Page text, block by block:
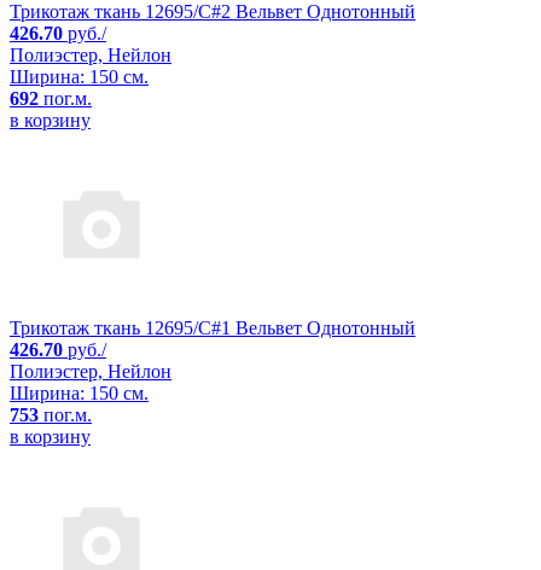
Трикотаж ткань 12695/C#2 Вельвет Однотонный
426.70 руб./
Полиэстер, Нейлон
Ширина: 150 см.
692 пог.м.
в корзину
Трикотаж ткань 12695/C#1 Вельвет Однотонный
426.70 руб./
Полиэстер, Нейлон
Ширина: 150 см.
753 пог.м.
в корзину